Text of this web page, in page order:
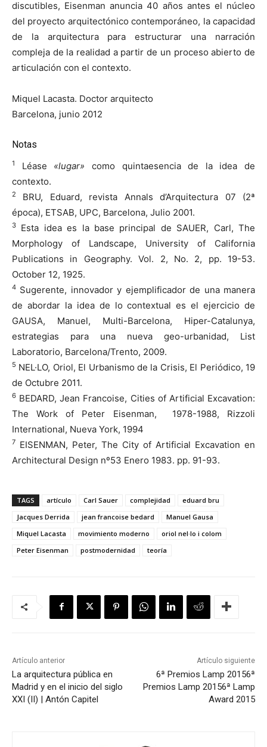
discutibles, Eisenman anuncia 40 años antes el núcleo
del proyecto arquitectónico contemporáneo, la capacidad
de la arquitectura para estructurar una narración
compleja de la realidad a partir de un proceso abierto de
articulación con el contexto.
Miquel Lacasta. Doctor arquitecto
Barcelona, junio 2012
Notas
1 Léase «lugar» como quintaesencia de la idea de
contexto.
2
BRU, Eduard, revista Annals d’Arquitectura 07 (2ª
época), ETSAB, UPC, Barcelona, Julio 2001.
3
Esta idea es la base principal de SAUER, Carl, The
Morphology of Landscape, University of California
Publications in Geography. Vol. 2, No. 2, pp. 19-53.
October 12, 1925.
4 Sugerente, innovador y ejemplificador de una manera
de abordar la idea de lo contextual es el ejercicio de
GAUSA, Manuel, Multi-Barcelona, Hiper-Catalunya,
estrategias para una nueva geo-urbanidad, List
Laboratorio, Barcelona/Trento, 2009.
5 NEL·LO, Oriol, El Urbanismo de la Crisis, El Periódico, 19
de Octubre 2011.
6 BEDARD, Jean Francoise, Cities of Artificial Excavation:
The Work of Peter Eisenman, 1978-1988, Rizzoli
International, Nueva York, 1994
7 EISENMAN, Peter, The City of Artificial Excavation en
Architectural Design nº53 Enero 1983. pp. 91-93.
TAGS artículo Carl Sauer complejidad
eduard bru
Jacques Derrida
jean francoise bedard
Manuel Gausa
Miquel Lacasta
movimiento moderno
oriol nel·lo i colom
Peter Eisenman
postmodernidad teoría
Artículo anterior
La arquitectura pública en
Madrid y en el inicio del siglo
XXI (II) | Antón Capitel
Artículo siguiente
6ª Premios Lamp 20156ª
Premios Lamp 20156ª Lamp
Award 2015